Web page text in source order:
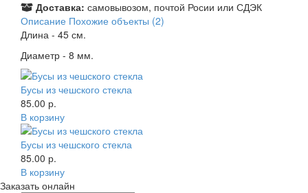
Доставка: самовывозом, почтой Росии или СДЭК
Описание Похожие объекты (2)
Длина - 45 см.
Диаметр - 8 мм.
Бусы из чешского стекла
85.00 р.
В корзину
Бусы из чешского стекла
85.00 р.
В корзину
Заказать онлайн